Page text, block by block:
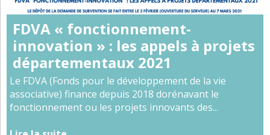
FDVA « fonctionnement-
innovation » : les appels à projets
départementaux 2021
Le FDVA (Fonds pour le développement de la vie
associative) finance depuis 2018 dorénavant le
fonctionnement ou les projets innovants des...